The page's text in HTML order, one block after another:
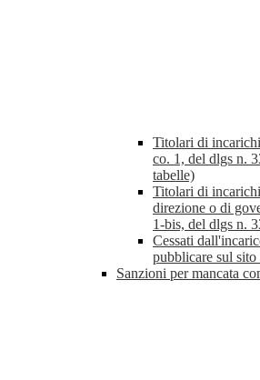
Titolari di
co. 1, del dlgs n.
tabelle)
Titolari di
direzione o di
1-bis, del dlgs n.
Cessati
pubblicare sul
Sanzioni per mancata